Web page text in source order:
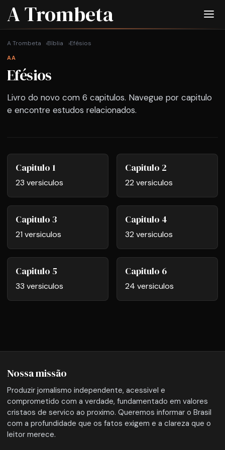
A Trombeta
A Trombeta Bíblia Efésios
AA
Efésios
Livro do novo com 6 capitulos. Navegue por capitulo
e encontre estudos relacionados.
Capitulo 1
23 versiculos
Capitulo 2
22 versiculos
Capitulo 3
21 versiculos
Capitulo 4
32 versiculos
Capitulo 5
33 versiculos
Capitulo 6
24 versiculos
Nossa missão
Produzir jornalismo independente, acessivel e
comprometido com a verdade, fundamentado em valores
cristaos de servico ao proximo. Queremos informar o Brasil
com a profundidade que os fatos exigem e a clareza que o
leitor merece.